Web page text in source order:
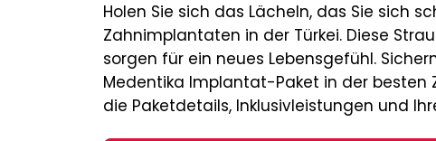
Holen Sie sich das Lächeln, das Sie sich
Zahnimplantaten in der Türkei. Diese
sorgen für ein neues Lebensgefühl.
Medentika Implantat-Paket in der besten
die Paketdetails, Inklusivleistungen und